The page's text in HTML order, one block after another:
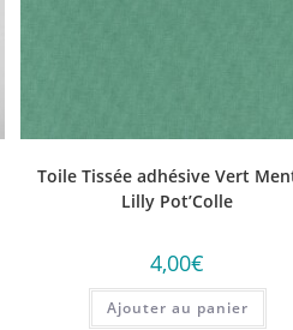
Toile Tissée adhésive Vert
Lilly Pot’Colle
4,00€
Ajouter au panier